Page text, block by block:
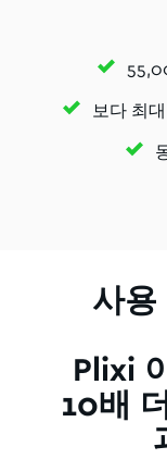
보다 최
사
Plixi
10배